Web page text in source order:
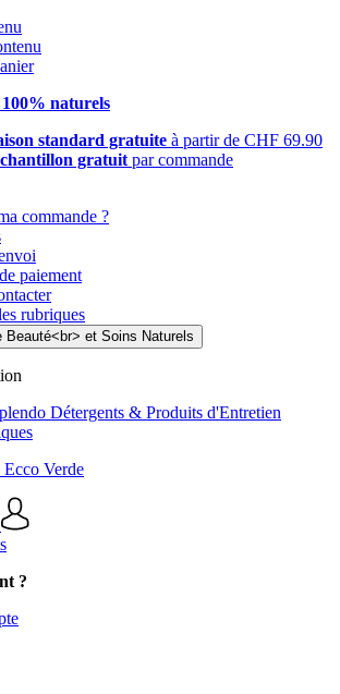
naturels
standard gratuite à partir de CHF 69.90
gratuit par commande
commande ?
paiement
rubriques
Détergents & Produits d'Entretien
?